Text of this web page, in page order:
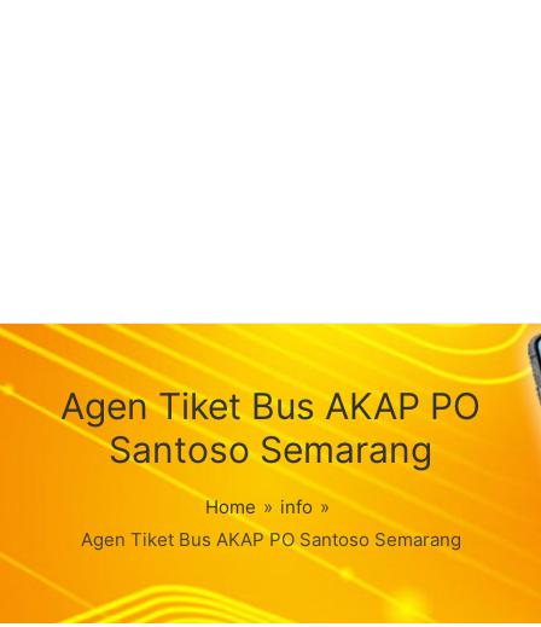
Agen Tiket Bus AKAP PO
Santoso Semarang
Home » info »
Agen Tiket Bus AKAP PO Santoso Semarang